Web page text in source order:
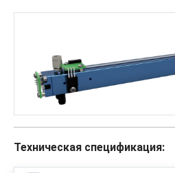
Техническая спецификация: